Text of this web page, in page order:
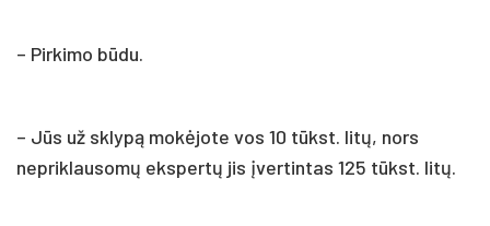
– Pirkimo būdu.
– Jūs už sklypą mokėjote vos 10 tūkst. litų, nors
nepriklausomų ekspertų jis įvertintas 125 tūkst. litų.